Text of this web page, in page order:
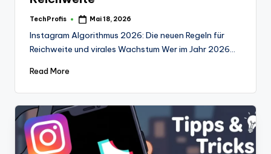
Posted
TechProfis Mai 18, 2026
Instagram Algorithmus 2026: Die neuen Regeln für
Reichweite und virales Wachstum Wer im Jahr 2026…
Read More